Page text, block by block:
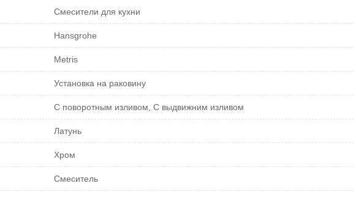
Смесители для кухни
Hansgrohe
Metris
Установка на раковину
С поворотным изливом, С выдвижним изливом
Латунь
Хром
Смеситель